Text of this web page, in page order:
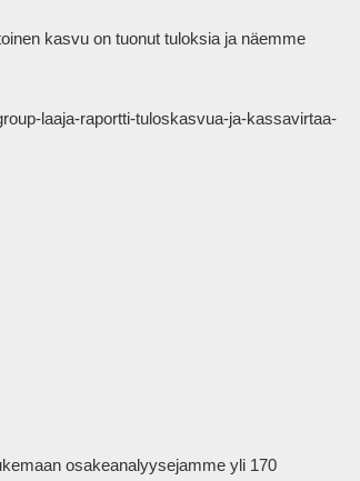
laaja-raportti-tuloskasvua-ja-kassavirtaa-
osakeanalyysejamme yli 170